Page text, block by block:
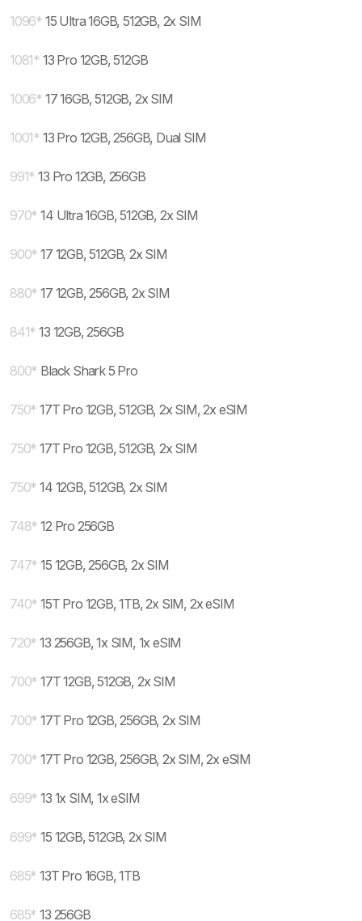
1096* 15 Ultra 16GB, 512GB, 2x SIM
1081* 13 Pro 12GB, 512GB
1006* 17 16GB, 512GB, 2x SIM
1001* 13 Pro 12GB, 256GB, Dual SIM
991* 13 Pro 12GB, 256GB
970* 14 Ultra 16GB, 512GB, 2x SIM
900* 17 12GB, 512GB, 2x SIM
880* 17 12GB, 256GB, 2x SIM
841* 13 12GB, 256GB
800* Black Shark 5 Pro
750* 17T Pro 12GB, 512GB, 2x SIM, 2x eSIM
750* 17T Pro 12GB, 512GB, 2x SIM
750* 14 12GB, 512GB, 2x SIM
748* 12 Pro 256GB
747* 15 12GB, 256GB, 2x SIM
740* 15T Pro 12GB, 1TB, 2x SIM, 2x eSIM
720* 13 256GB, 1x SIM, 1x eSIM
700* 17T 12GB, 512GB, 2x SIM
700* 17T Pro 12GB, 256GB, 2x SIM
700* 17T Pro 12GB, 256GB, 2x SIM, 2x eSIM
699* 13 1x SIM, 1x eSIM
699* 15 12GB, 512GB, 2x SIM
685* 13T Pro 16GB, 1TB
685* 13 256GB